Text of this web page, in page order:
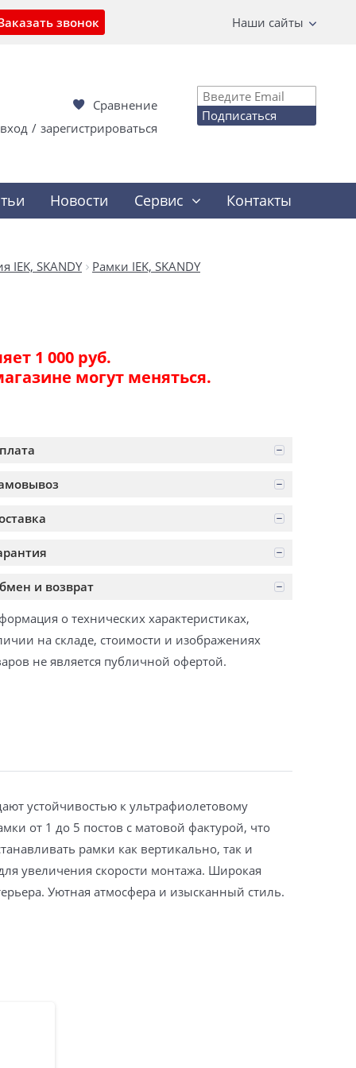
звонок Наши сайты
Сравнение
вход / зарегистрироваться
Подписаться
Новости Сервис Контакты
IEK, SKANDY Рамки IEK, SKANDY
1 000 руб.
могут меняться.
и возврат
о технических характеристиках,
на складе, стоимости и изображениях
не является публичной офертой.
устойчивостью к ультрафиолетовому
от 1 до 5 постов с матовой фактурой, что
рамки как вертикально, так и
увеличения скорости монтажа. Широкая
Уютная атмосфера и изысканный стиль.